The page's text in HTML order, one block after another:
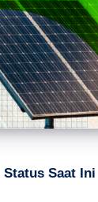
Status Saat Ini